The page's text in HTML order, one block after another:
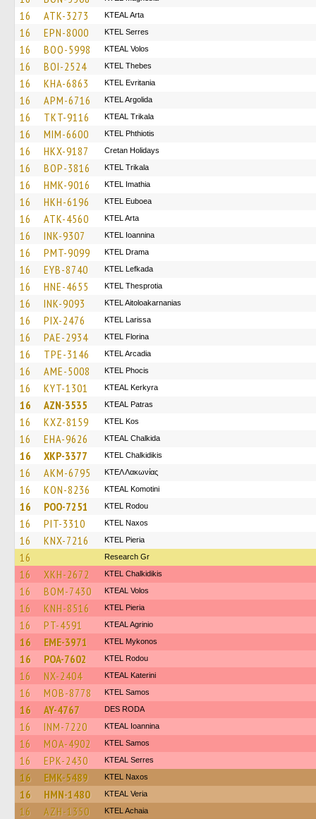
16 ATK-3273 KTEAL Arta
16 EPN-8000 KTEL Serres
16 BOO-5998 KTEAL Volos
16 BOI-2524 KTEL Thebes
16 KHA-6863 ΚΤΕL Evritania
16 APM-6716 KTEL Argolida
16 TKT-9116 KTEAL Trikala
16 MIM-6600 ΚΤΕL Phthiotis
16 HKX-9187 Cretan Holidays
16 BOP-3816 ΚΤΕL Τrikala
16 HMK-9016 KTEL Imathia
16 HKH-6196 ΚΤΕL Euboea
16 ATK-4560 KTEL Arta
16 INK-9307 KTEL Ioannina
16 PMT-9099 KTEL Drama
16 EYB-8740 KTEL Lefkada
16 HNE-4655 KTEL Thesprotia
16 INK-9093 KTEL Aitoloakarnanias
16 PIX-2476 KTEL Larissa
16 PAE-2934 KTEL Florina
16 TPE-3146 KTEL Arcadia
16 AME-5008 ΚΤΕL Phocis
16 KYT-1301 KTEAL Kerkyra
16 AZN-3535 KTEAL Patras
16 KXZ-8159 KTEL Kos
16 EHA-9626 KTEAL Chalkida
16 XKP-3377 ΚΤΕL Chalkidikis
16 AKM-6795 ΚΤΕΛ Λακωνίας
16 KON-8236 KTEAL Komotini
16 POO-7251 ΚΤΕL Rodou
16 PIT-3310 KTEL Naxos
16 KNX-7216 KTEL Pieria
16 Research Gr
16 XKH-2672 ΚΤΕL Chalkidikis
16 BOM-7430 KTEAL Volos
16 KNH-8516 KTEL Pieria
16 PT-4591 KTEAL Agrinio
16 EME-3971 KTEL Mykonos
16 POA-7602 ΚΤΕL Rodou
16 NX-2404 KTEAL Katerini
16 MOB-8778 KTEL Samos
16 AY-4767 DES RODA
16 INM-7220 KTEAL Ioannina
16 MOA-4902 KTEL Samos
16 EPK-2430 KTEAL Serres
16 EMK-5489 KTEL Naxos
16 HMN-1480 KTEAL Veria
16 AZH-1350 KTEL Achaia